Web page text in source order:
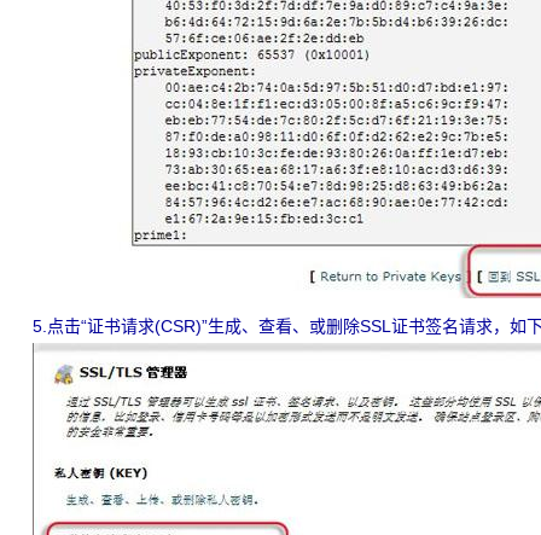
5.点击“证书请求(CSR)”生成、查看、或删除SSL证书签名请求，如